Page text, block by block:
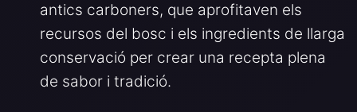
antics carboners, que aprofitaven els
recursos del bosc i els ingredients de llarga
conservació per crear una recepta plena
de sabor i tradició.